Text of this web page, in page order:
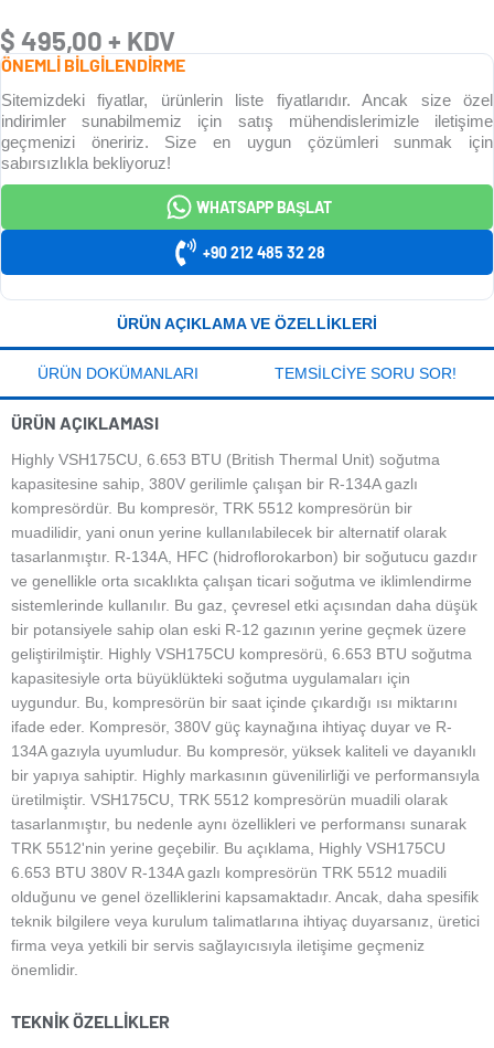
$ 495,00 + KDV
ÖNEMLİ BİLGİLENDİRME
Sitemizdeki fiyatlar, ürünlerin liste fiyatlarıdır. Ancak size özel
indirimler sunabilmemiz için satış mühendislerimizle iletişime
geçmenizi öneririz. Size en uygun çözümleri sunmak için
sabırsızlıkla bekliyoruz!
WHATSAPP BAŞLAT
+90 212 485 32 28
ÜRÜN AÇIKLAMA VE ÖZELLIKLERI
ÜRÜN DOKÜMANLARI TEMSILCIYE SORU SOR!
ÜRÜN AÇIKLAMASI
Highly VSH175CU, 6.653 BTU (British Thermal Unit) soğutma
kapasitesine sahip, 380V gerilimle çalışan bir R-134A gazlı
kompresördür. Bu kompresör, TRK 5512 kompresörün bir
muadilidir, yani onun yerine kullanılabilecek bir alternatif olarak
tasarlanmıştır. R-134A, HFC (hidroflorokarbon) bir soğutucu gazdır
ve genellikle orta sıcaklıkta çalışan ticari soğutma ve iklimlendirme
sistemlerinde kullanılır. Bu gaz, çevresel etki açısından daha düşük
bir potansiyele sahip olan eski R-12 gazının yerine geçmek üzere
geliştirilmiştir. Highly VSH175CU kompresörü, 6.653 BTU soğutma
kapasitesiyle orta büyüklükteki soğutma uygulamaları için
uygundur. Bu, kompresörün bir saat içinde çıkardığı ısı miktarını
ifade eder. Kompresör, 380V güç kaynağına ihtiyaç duyar ve R-
134A gazıyla uyumludur. Bu kompresör, yüksek kaliteli ve dayanıklı
bir yapıya sahiptir. Highly markasının güvenilirliği ve performansıyla
üretilmiştir. VSH175CU, TRK 5512 kompresörün muadili olarak
tasarlanmıştır, bu nedenle aynı özellikleri ve performansı sunarak
TRK 5512'nin yerine geçebilir. Bu açıklama, Highly VSH175CU
6.653 BTU 380V R-134A gazlı kompresörün TRK 5512 muadili
olduğunu ve genel özelliklerini kapsamaktadır. Ancak, daha spesifik
teknik bilgilere veya kurulum talimatlarına ihtiyaç duyarsanız, üretici
firma veya yetkili bir servis sağlayıcısıyla iletişime geçmeniz
önemlidir.
TEKNIK ÖZELLIKLER